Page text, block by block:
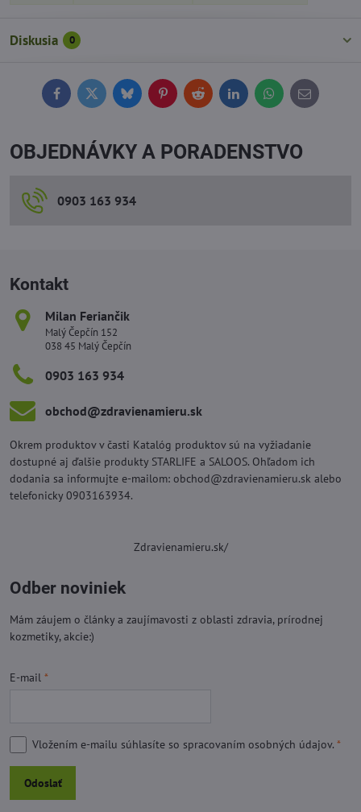
Diskusia 0
FacebookTwitterBlueskyPinterestReddit LinkedInWhatsApp
E-
mail
OBJEDNÁVKY A PORADENSTVO
0903 163 934
Kontakt
Milan Feriančik
Malý Čepčín 152
038 45 Malý Čepčín
0903 163 934
obchod​@zdravienamieru​.sk
Okrem produktov v časti Katalóg produktov sú na vyžiadanie
dostupné aj ďalšie produkty STARLIFE a SALOOS. Ohľadom ich
dodania sa informujte e-mailom: obchod@zdravienamieru.sk alebo
telefonicky 0903163934.
Zdravienamieru.sk/
Odber noviniek
Mám záujem o články a zaujímavosti z oblasti zdravia, prírodnej
kozmetiky, akcie:)
E-mail *
Vložením e-mailu súhlasíte so spracovaním osobných údajov. *
Odoslať